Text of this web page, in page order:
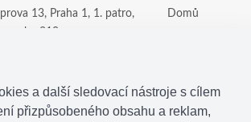
13, Praha 1, 1. patro,
Domů
a další sledovací nástroje s cílem
přizpůsobeného obsahu a reklam,